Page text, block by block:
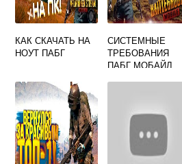
КАК СКАЧАТЬ НА
НОУТ ПАБГ
СИСТЕМНЫЕ
ТРЕБОВАНИЯ
ПАБГ МОБАЙЛ